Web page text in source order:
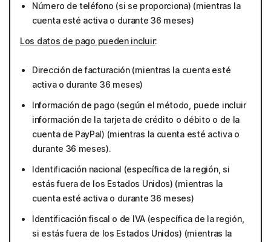
Número de teléfono (si se proporciona) (mientras la
cuenta esté activa o durante 36 meses)
Los datos de pago pueden incluir:
Dirección de facturación (mientras la cuenta esté
activa o durante 36 meses)
Información de pago (según el método, puede incluir
información de la tarjeta de crédito o débito o de la
cuenta de PayPal) (mientras la cuenta esté activa o
durante 36 meses).
Identificación nacional (específica de la región, si
estás fuera de los Estados Unidos) (mientras la
cuenta esté activa o durante 36 meses)
Identificación fiscal o de IVA (específica de la región,
si estás fuera de los Estados Unidos) (mientras la